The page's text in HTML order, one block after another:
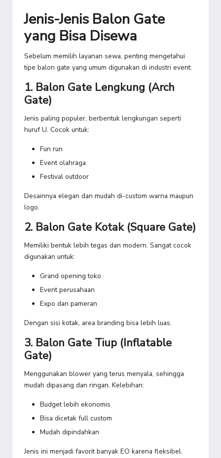
Jenis-Jenis Balon Gate
yang Bisa Disewa
Sebelum memilih layanan sewa, penting mengetahui
tipe balon gate yang umum digunakan di industri event:
1. Balon Gate Lengkung (Arch
Gate)
Jenis paling populer, berbentuk lengkungan seperti
huruf U. Cocok untuk:
Fun run
Event olahraga
Festival outdoor
Desainnya elegan dan mudah di-custom warna maupun
logo.
2. Balon Gate Kotak (Square Gate)
Memiliki bentuk lebih tegas dan modern. Sangat cocok
digunakan untuk:
Grand opening toko
Event perusahaan
Expo dan pameran
Dengan sisi kotak, area branding bisa lebih luas.
3. Balon Gate Tiup (Inflatable
Gate)
Menggunakan blower yang terus menyala, sehingga
mudah dipasang dan ringan. Kelebihan:
Budget lebih ekonomis
Bisa dicetak full custom
Mudah dipindahkan
Jenis ini menjadi favorit banyak EO karena fleksibel.